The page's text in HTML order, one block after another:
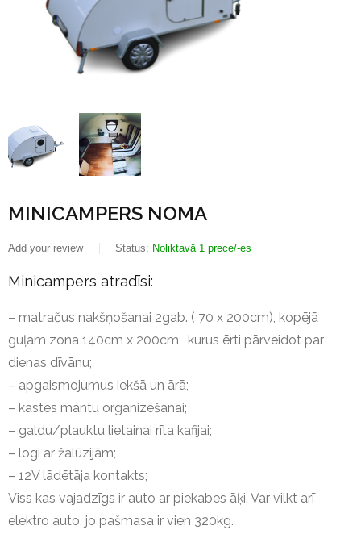
MINICAMPERS NOMA
Add your review Status: Noliktavā 1 prece/-es
Minicampers atradīsi:
– matračus nakšņošanai 2gab. ( 70 x 200cm), kopējā
guļam zona 140cm x 200cm, kurus ērti pārveidot par
dienas dīvānu;
– apgaismojumus iekšā un ārā;
– kastes mantu organizēšanai;
– galdu/plauktu lietainai rīta kafijai;
– logi ar žalūzijām;
– 12V lādētāja kontakts;
Viss kas vajadzīgs ir auto ar piekabes āķi. Var vilkt arī
elektro auto, jo pašmasa ir vien 320kg.